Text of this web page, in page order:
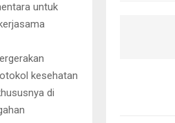
untuk
kesehatan
di